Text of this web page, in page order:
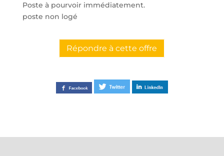
Poste à pourvoir immédiatement.
poste non logé
Répondre à cette offre